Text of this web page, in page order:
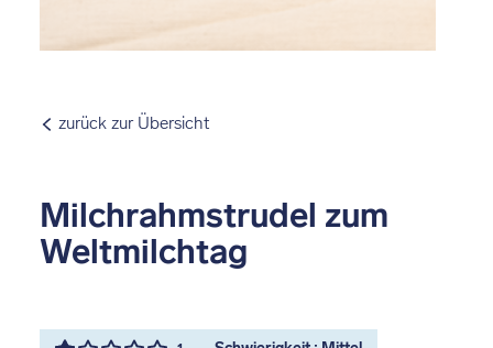
zurück zur Übersicht
Milchrahmstrudel zum
Weltmilchtag